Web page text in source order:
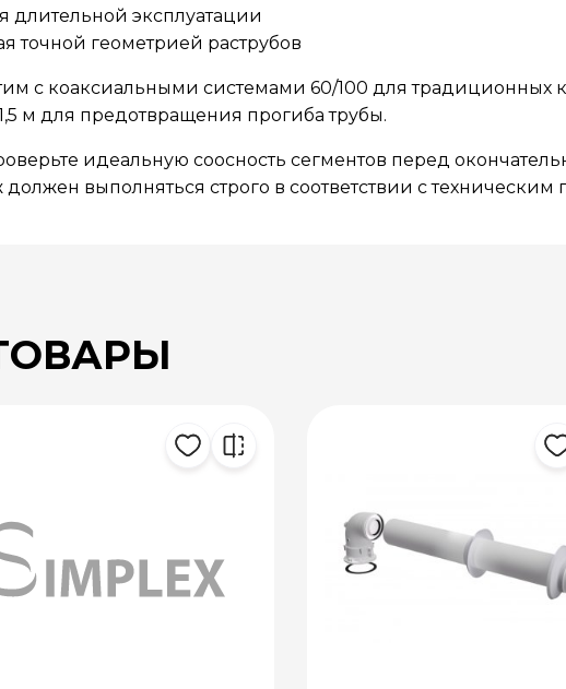
длительной эксплуатации
точной геометрией раструбов
с коаксиальными системами 60/100 для традиционных
м для предотвращения прогиба трубы.
идеальную соосность сегментов перед
выполняться строго в соответствии с техническим